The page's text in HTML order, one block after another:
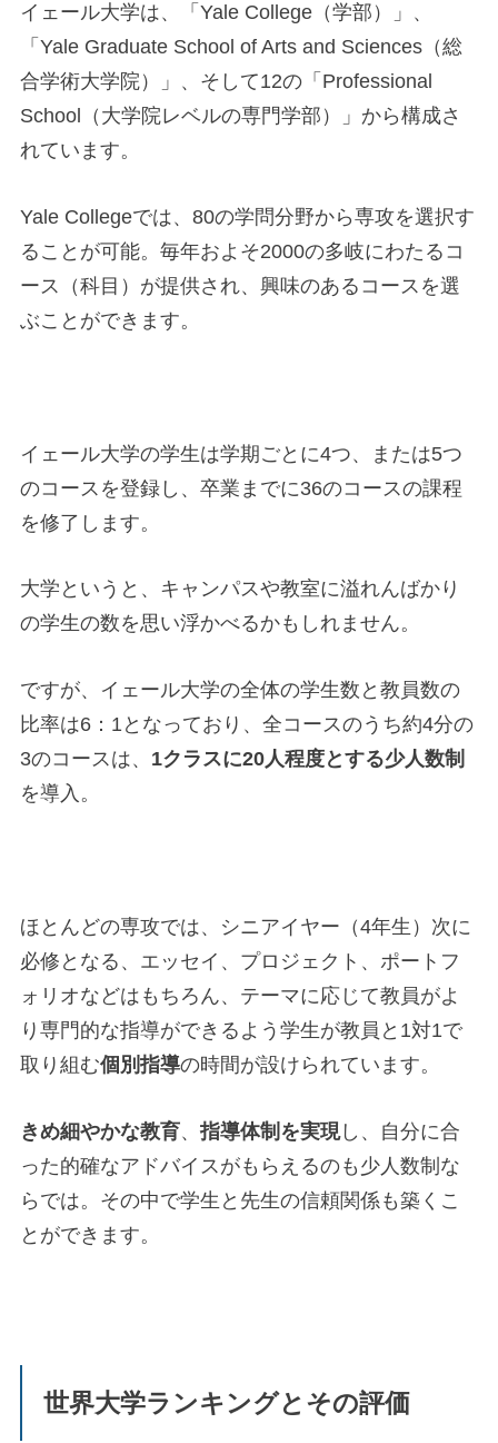
イェール大学は、「Yale College（学部）」、
「Yale Graduate School of Arts and Sciences（総
合学術大学院）」、そして12の「Professional
School（大学院レベルの専門学部）」から構成さ
れています。
Yale Collegeでは、80の学問分野から専攻を選択す
ることが可能。毎年およそ2000の多岐にわたるコ
ース（科目）が提供され、興味のあるコースを選
ぶことができます。
イェール大学の学生は学期ごとに4つ、または5つ
のコースを登録し、卒業までに36のコースの課程
を修了します。
大学というと、キャンパスや教室に溢れんばかり
の学生の数を思い浮かべるかもしれません。
ですが、イェール大学の全体の学生数と教員数の
比率は6：1となっており、全コースのうち約4分の
3のコースは、 1クラスに20人程度とする少人数制
を導入。
ほとんどの専攻では、シニアイヤー（4年生）次に
必修となる、エッセイ、プロジェクト、ポートフ
ォリオなどはもちろん、テーマに応じて教員がよ
り専門的な指導ができるよう学生が教員と1対1で
取り組む個別指導の時間が設けられています。
きめ細やかな教育、 指導体制を実現し、自分に合
った的確なアドバイスがもらえるのも少人数制な
らでは。その中で学生と先生の信頼関係も築くこ
とができます。
世界大学ランキングとその評価